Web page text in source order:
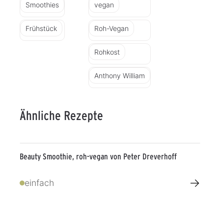
Smoothies
Frühstück
vegan
Roh-Vegan
Rohkost
Anthony William
Ähnliche Rezepte
Beauty Smoothie, roh-vegan von Peter Dreverhoff
einfach →